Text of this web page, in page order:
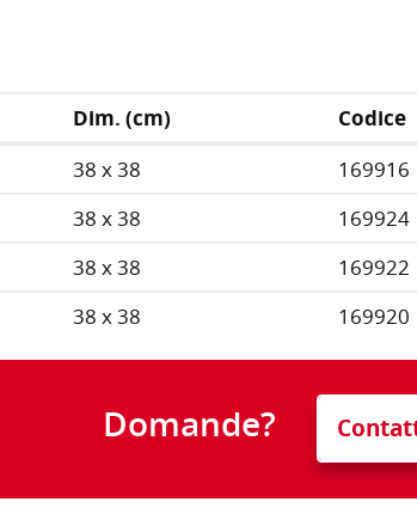
Dim. (cm) Codice
38 x 38 169916
38 x 38 169924
38 x 38 169922
38 x 38 169920
Domande?